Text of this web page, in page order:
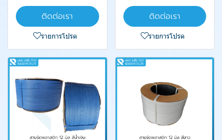
ติดต่อเรา
รายการโปรด
ติดต่อเรา
รายการโปรด